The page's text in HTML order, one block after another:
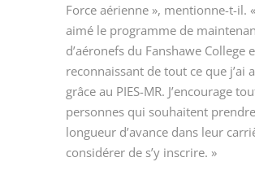
Force aérienne », mentionne-t-il. «
aimé le programme de
d’aéronefs du Fanshawe College
reconnaissant de tout ce que j’ai
grâce au PIES-MR. J’encourage
personnes qui souhaitent
longueur d’avance dans leur
considérer de s’y inscrire. »